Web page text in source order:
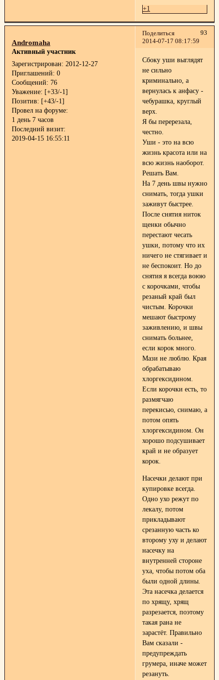
+1
Поделиться
93
2014-07-17 08:17:59
Andromaha
Активный участник
Зарегистрирован: 2012-12-27
Приглашений: 0
Сообщений: 76
Уважение: [+33/-1]
Позитив: [+43/-1]
Провел на форуме:
1 день 7 часов
Последний визит:
2019-04-15 16:55:11
Сбоку уши выглядят
не сильно
криминально, а
вернулась к анфасу -
чебурашка, круглый
верх.
Я бы перерезала,
честно.
Уши - это на всю
жизнь красота или на
всю жизнь наоборот.
Решать Вам.
На 7 день швы нужно
снимать, тогда ушки
заживут быстрее.
После снятия ниток
щенки обычно
перестают чесать
ушки, потому что их
ничего не стягивает и
не беспокоит. Но до
снятия я всегда воюю
с корочками, чтобы
резаный край был
чистым. Корочки
мешают быстрому
заживлению, и швы
снимать больнее,
если корок много.
Мази не люблю. Края
обрабатываю
хлоргексидином.
Если корочки есть, то
размягчаю
перекисью, снимаю, а
потом опять
хлоргексидином. Он
хорошо подсушивает
край и не образует
корок.
Насечки делают при
купировке всегда.
Одно ухо режут по
лекалу, потом
прикладывают
срезанную часть ко
второму уху и делают
насечку на
внутренней стороне
уха, чтобы потом оба
были одной длины.
Эта насечка делается
по хрящу, хрящ
разрезается, поэтому
такая рана не
зарастёт. Правильно
Вам сказали -
предупреждать
грумера, иначе может
резануть.